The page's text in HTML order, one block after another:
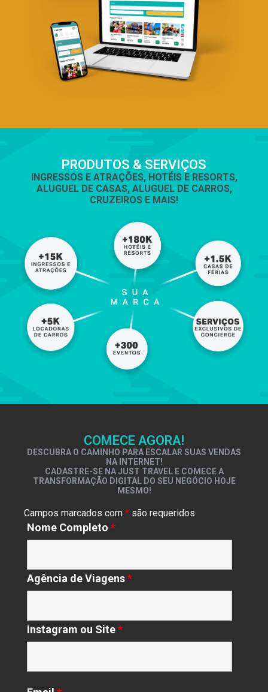
PRODUTOS & SERVIÇOS
INGRESSOS E ATRAÇÕES, HOTÉIS E RESORTS,
ALUGUEL DE CASAS, ALUGUEL DE CARROS,
CRUZEIROS E MAIS!
COMECE AGORA!
DESCUBRA O CAMINHO PARA ESCALAR SUAS VENDAS
NA INTERNET!
CADASTRE-SE NA JUST TRAVEL E COMECE A
TRANSFORMAÇÃO DIGITAL DO SEU NEGÓCIO HOJE
MESMO!
Campos marcados com * são requeridos
Nome Completo *
Agência de Viagens*
Instagram ou Site*